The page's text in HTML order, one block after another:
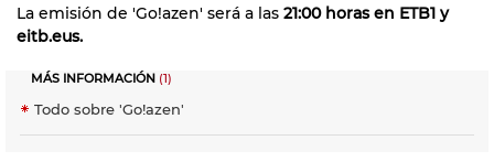
La emisión de 'Go!azen' será a las 21:00 horas en ETB1 y
eitb.eus.
MÁS INFORMACIÓN (1)
Todo sobre 'Go!azen'